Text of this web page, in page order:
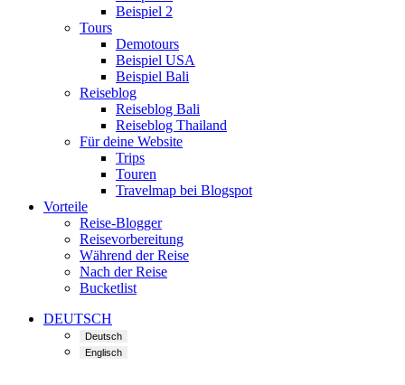
Beispiel 2
Tours
Demotours
Beispiel USA
Beispiel Bali
Reiseblog
Reiseblog Bali
Reiseblog Thailand
Für deine Website
Trips
Touren
Travelmap bei Blogspot
Vorteile
Reise-Blogger
Reisevorbereitung
Während der Reise
Nach der Reise
Bucketlist
DEUTSCH